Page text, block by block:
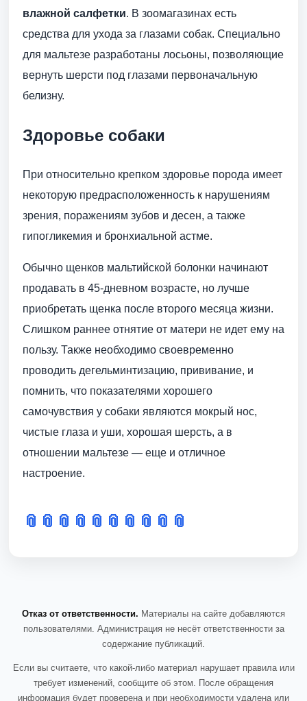
влажной салфетки. В зоомагазинах есть
средства для ухода за глазами собак. Специально
для мальтезе разработаны лосьоны, позволяющие
вернуть шерсти под глазами первоначальную
белизну.
Здоровье собаки
При относительно крепком здоровье порода имеет
некоторую предрасположенность к нарушениям
зрения, поражениям зубов и десен, а также
гипогликемия и бронхиальной астме.
Обычно щенков мальтийской болонки начинают
продавать в 45-дневном возрасте, но лучше
приобретать щенка после второго месяца жизни.
Слишком раннее отнятие от матери не идет ему на
пользу. Также необходимо своевременно
проводить дегельминтизацию, прививание, и
помнить, что показателями хорошего
самочувствия у собаки являются мокрый нос,
чистые глаза и уши, хорошая шерсть, а в
отношении мальтезе — еще и отличное
настроение.
📎 📎 📎 📎 📎 📎 📎 📎 📎 📎
Отказ от ответственности. Материалы на сайте добавляются
пользователями. Администрация не несёт ответственности за
содержание публикаций.
Если вы считаете, что какой-либо материал нарушает правила или
требует изменений, сообщите об этом. После обращения
информация будет проверена и при необходимости удалена или